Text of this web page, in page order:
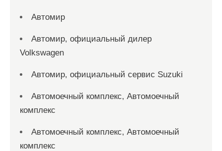
Автомир
Автомир, официальный дилер
Volkswagen
Автомир, официальный сервис Suzuki
Автомоечный комплекс, Автомоечный
комплекс
Автомоечный комплекс, Автомоечный
комплекс